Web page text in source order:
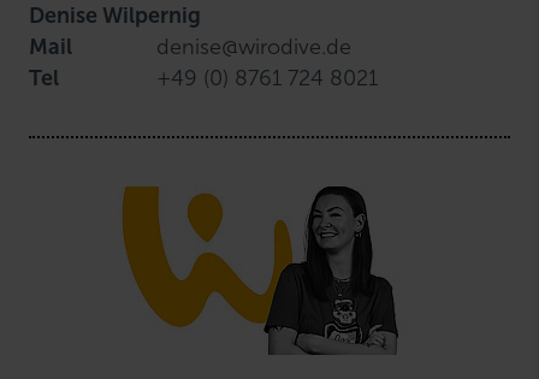
Denise Wilpernig
Mail
denise@wirodive.de
Tel
+49 (0) 8761 724 8021